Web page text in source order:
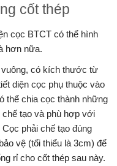
cốt thép
cọc BTCT có thể hình
hơn nữa.
vuông, có kích thước từ
diện cọc phụ thuộc vào
thể chia cọc thành những
chế tạo và phù hợp với
phải chế tạo đúng
vệ (tối thiểu là 3cm) để
rỉ cho cốt thép sau này.